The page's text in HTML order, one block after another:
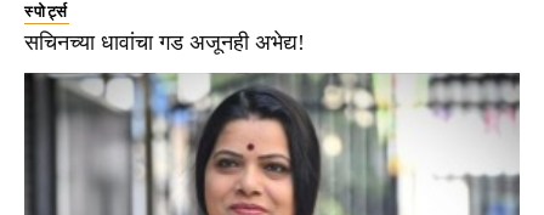
स्पोर्ट्स
सचिनच्या धावांचा गड अजूनही अभेद्य!